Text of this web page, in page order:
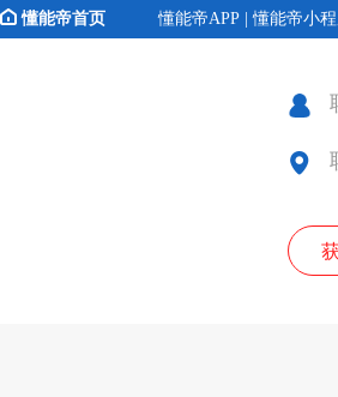
懂能帝首页 懂能帝APP | 懂能帝小